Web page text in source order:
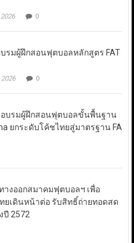
0
บรมผู้ฝึกสอนฟุตบอลหลักสูตร FAT
0
อบรมผู้ฝึกสอนฟุตบอลขั้นพื้นฐาน
ยกระดับโค้ชไทยสู่มาตรฐาน FA
งออกสมาคมฟุตบอลฯ เพื่อ
ยเดินหน้าต่อ รับสิทธิ์ถ่ายทอดสด
ปี 2572